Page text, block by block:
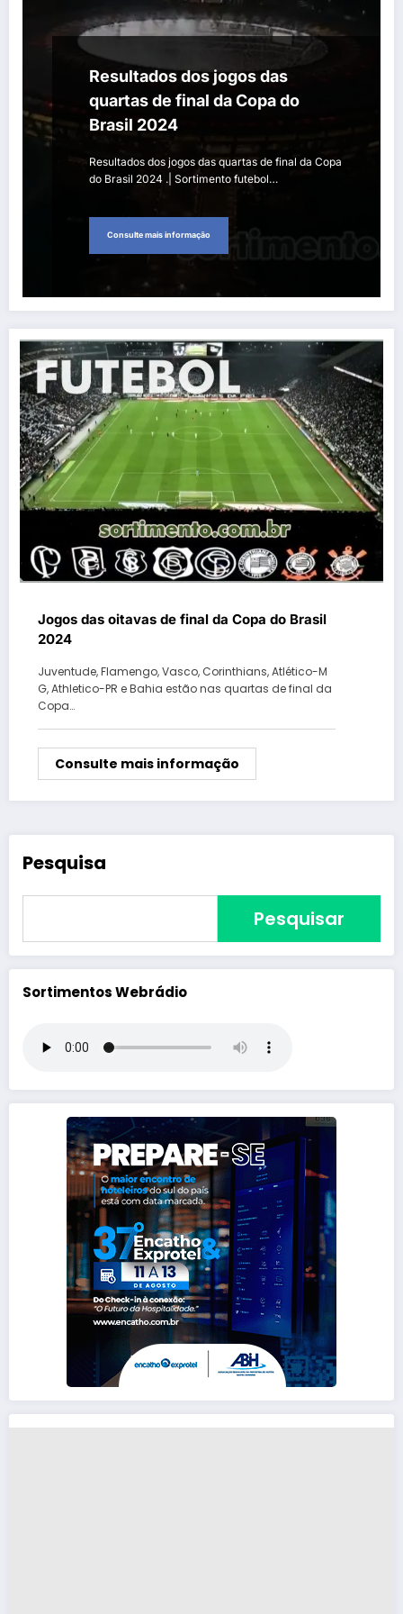
Resultados dos jogos das
quartas de final da Copa do
Brasil 2024
Resultados dos jogos das quartas de final da Copa
do Brasil 2024 .| Sortimento futebol…
Consulte mais informação
Jogos das oitavas de final da Copa do Brasil
2024
Juventude, Flamengo, Vasco, Corinthians, Atlético-M
G, Athletico-PR e Bahia estão nas quartas de final da
Copa…
Consulte mais informação
Pesquisa
Pesquisar
Sortimentos Webrádio